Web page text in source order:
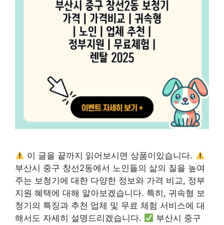
이 글을 끝까지 읽어보시면 상품이있습니다.
부산시 중구 창선2동에서 노인들의 삶의 질을 높여
주는 보청기에 대한 다양한 정보와 가격 비교, 정부
지원 혜택에 대해 알아보겠습니다. 특히, 귀속형 보
청기의 특징과 추천 업체 및 무료 체험 서비스에 대
해서도 자세히 설명드리겠습니다.
부산시 중구